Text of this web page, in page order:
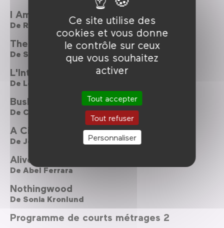
Ce site utilise des
cookies et vous donne
le contrôle sur ceux
que vous souhaitez
activer
Tout accepter
Tout refuser
Personnaliser
I Am Not A Witch
De Rungano Nyoni
The Florida Project
De Sean Baker
L'Intrusa
De Leonardo Di Costanzo
Bushwick
De Cary Murnion , Jonathan Milott
A Ciambra
De Jonas Carpignano
Alive in France
De Abel Ferrara
Nothingwood
De Sonia Kronlund
Programme de courts métrages 2